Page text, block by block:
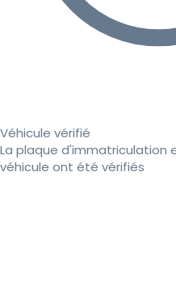
Véhicule vérifié
La plaque d'immatriculation
véhicule ont été vérifiés